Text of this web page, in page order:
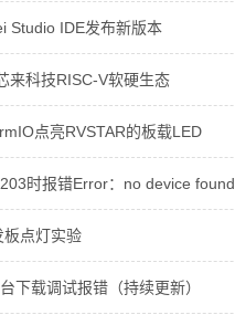
Studio IDE发布新版本
来科技RISC-V软硬生态
点亮RVSTAR的板载LED
时报错Error：no device found
点灯实验
下载调试报错（持续更新）